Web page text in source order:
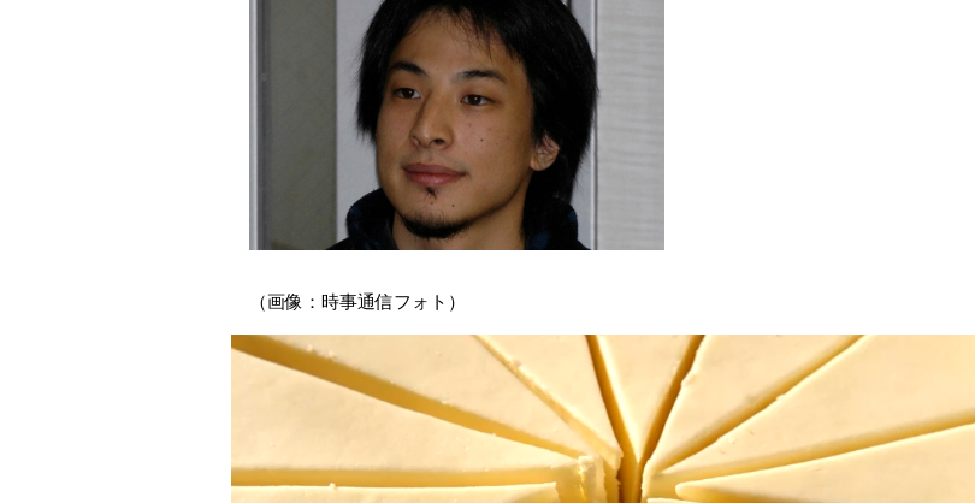
（画像：時事通信フォト）